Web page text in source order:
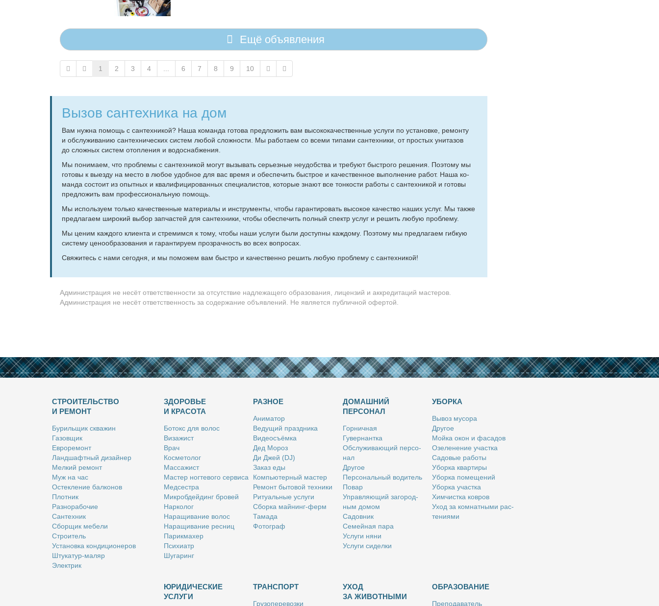
Ещё объявления
1 2 3 4 6 7 8 9 10
Вызов сантехника на дом
Вам нуж­на по­мощь с сан­тех­ни­кой? На­ша ко­ман­да го­то­ва пред­ло­жить вам вы­со­ко­ка­че­ствен­ные услу­ги по уста­нов­ке, ре­мон­ту
и об­слу­жи­ва­нию сан­тех­ни­че­ских си­стем лю­бой слож­но­сти. Мы ра­бо­та­ем со все­ми ти­па­ми сан­тех­ни­ки, от про­стых уни­та­зов
до слож­ных си­стем отоп­ле­ния и во­до­снаб­же­ния.
Мы по­ни­ма­ем, что про­бле­мы с сан­тех­ни­кой мо­гут вы­зы­вать се­рьез­ные неудоб­ства и тре­бу­ют быст­ро­го ре­ше­ния. По­это­му мы
го­то­вы к вы­ез­ду на ме­сто в лю­бое удоб­ное для вас вре­мя и обес­пе­чить быст­рое и ка­че­ствен­ное вы­пол­не­ние ра­бот. На­ша ко­
ман­да со­сто­ит из опыт­ных и ква­ли­фи­ци­ро­ван­ных спе­ци­а­ли­стов, ко­то­рые зна­ют все тон­ко­сти ра­бо­ты с сан­тех­ни­кой и го­то­вы
пред­ло­жить вам про­фес­сио­наль­ную по­мощь.
Мы ис­поль­зу­ем толь­ко ка­че­ствен­ные ма­те­ри­а­лы и ин­стру­мен­ты, чтобы га­ран­ти­ро­вать вы­со­кое ка­че­ство на­ших услуг. Мы так­же
пред­ла­га­ем ши­ро­кий вы­бор зап­ча­стей для сан­тех­ни­ки, чтобы обес­пе­чить пол­ный спектр услуг и ре­шить лю­бую про­бле­му.
Мы це­ним каж­до­го кли­ен­та и стре­мим­ся к то­му, чтобы на­ши услу­ги бы­ли до­ступ­ны каж­до­му. По­это­му мы пред­ла­га­ем гиб­кую
си­сте­му це­но­об­ра­зо­ва­ния и га­ран­ти­ру­ем про­зрач­ность во всех во­про­сах.
Свя­жи­тесь с на­ми се­го­дня, и мы по­мо­жем вам быст­ро и ка­че­ствен­но ре­шить лю­бую про­бле­му с сан­тех­ни­кой!
Администрация не несёт ответственности за отсутствие надлежащего образования, лицензий и аккредитаций мастеров.
Администрация не несёт ответственность за содержание объявлений. Не является публичной офертой.
СТРОИТЕЛЬСТВО
И РЕМОНТ
Бу­риль­щик сква­жин
Га­зов­щик
Ев­ро­ре­монт
Ланд­шафт­ный ди­зай­нер
Мел­кий ре­монт
Муж на час
Остек­ле­ние бал­ко­нов
Плот­ник
Раз­но­ра­бо­чие
Сан­тех­ник
Сбор­щик ме­бе­ли
Стро­и­тель
Уста­нов­ка кон­ди­ци­о­не­ров
Шту­ка­тур-ма­ляр
Элек­трик
ЗДОРОВЬЕ
И КРАСОТА
Бо­токс для во­лос
Ви­за­жист
Врач
Кос­ме­то­лог
Мас­са­жист
Ма­стер ног­те­во­го сер­ви­са
Мед­сест­ра
Мик­роб­дей­динг бро­вей
Нар­ко­лог
На­ра­щи­ва­ние во­лос
На­ра­щи­ва­ние рес­ниц
Па­рик­махер
Пси­хи­атр
Шу­га­ринг
РАЗНОЕ
Ани­ма­тор
Ве­ду­щий празд­ни­ка
Ви­део­съём­ка
Дед Мо­роз
Ди Джей (DJ)
За­каз еды
Ком­пью­тер­ный ма­стер
Ре­монт бы­то­вой тех­ни­ки
Ри­ту­аль­ные услу­ги
Сбор­ка май­нинг-ферм
Та­ма­да
Фо­то­граф
ДОМАШНИЙ
ПЕРСОНАЛ
Гор­нич­ная
Гу­вер­нант­ка
Об­слу­жи­ва­ю­щий пер­со­
нал
Дру­гое
Пер­со­наль­ный во­ди­тель
По­вар
Управ­ля­ю­щий за­го­род­
ным до­мом
Са­дов­ник
Се­мей­ная па­ра
Услу­ги ня­ни
Услу­ги си­дел­ки
УБОРКА
Вы­воз му­со­ра
Дру­гое
Мой­ка окон и фа­са­дов
Озе­ле­не­ние участ­ка
Са­до­вые ра­бо­ты
Убор­ка квар­ти­ры
Убор­ка по­ме­ще­ний
Убор­ка участ­ка
Хим­чист­ка ков­ров
Уход за ком­нат­ны­ми рас­
те­ни­я­ми
ЮРИДИЧЕСКИЕ
УСЛУГИ
ТРАНСПОРТ
Гру­зо­пе­ре­воз­ки
УХОД
ЗА ЖИВОТНЫМИ
ОБРАЗОВАНИЕ
Пре­по­да­ва­тель